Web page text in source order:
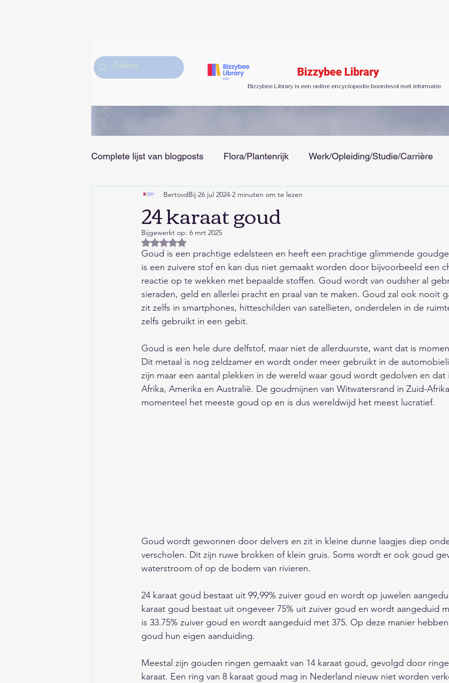
Bizzybee Library
Bizzybee Library is een online encyclopedie boordevol met informatie
Complete lijst van blogposts Flora/Plantenrijk Werk/Opleiding/Studie/Carrière
Hobby/Muziek/Sport en Vrije Tijd Gezondheid/Ziektes/Uiterlijk/Mode
Huis/Tuin/Keuken Auto's en onderhoud
Columns/Opinie/Humor Digitaal/Internet/Smartphone/Media Actualiteiten/
Financieel Kind/Gezin/Opvoeding/Relaties
Liefde/Seksualiteit Geschiedenis Vakantie/Cultuur/Uitgaan
Aardrijkskunde Landen/werelddelen/gebieden
24 karaat goud
BertovdBij 26 jul 2024 2 minuten om te lezen
Bijgewerkt op: 6 mrt 2025
Beoordeeld met NaN uit 5 sterren.
Goud is een prachtige edelsteen en heeft een prachtige glimmende
is een zuivere stof en kan dus niet gemaakt worden door bijvoorbeeld een
reactie op te wekken met bepaalde stoffen. Goud wordt van oudsher al
sieraden, geld en allerlei pracht en praal van te maken. Goud zal ook nooit
zit zelfs in smartphones, hitteschilden van satellieten, onderdelen in de
zelfs gebruikt in een gebit.
Goud is een hele dure delfstof, maar niet de allerduurste, want dat is
Dit metaal is nog zeldzamer en wordt onder meer gebruikt in de
zijn maar een aantal plekken in de wereld waar goud wordt gedolven en dat
Afrika, Amerika en Australië. De goudmijnen van Witwatersrand in Zuid-
momenteel het meeste goud op en is dus wereldwijd het meest lucratief.
Goud wordt gewonnen door delvers en zit in kleine dunne laagjes diep
verscholen. Dit zijn ruwe brokken of klein gruis. Soms wordt er ook goud
waterstroom of op de bodem van rivieren.
24 karaat goud bestaat uit 99,99% zuiver goud en wordt op juwelen
karaat goud bestaat uit ongeveer 75% uit zuiver goud en wordt aangeduid
is 33.75% zuiver goud en wordt aangeduid met 375. Op deze manier
goud hun eigen aanduiding.
Meestal zijn gouden ringen gemaakt van 14 karaat goud, gevolgd door
karaat. Een ring van 8 karaat goud mag in Nederland nieuw niet worden